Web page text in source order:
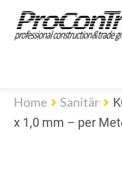
Home Sanitär
x 1,0 mm – per